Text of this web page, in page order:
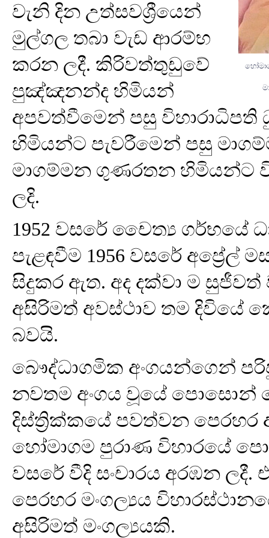
වැනි දින උත්සවශ්‍රීයෙන්
මුල්ගල තබා වැඩ ආරම්භ
කරන ලදී. කිරිවත්තුඩුවේ
පුඤ්ඤනන්ද හිමියන්
අපවත්වීමෙන් පසු විහාරාධිපති
හිමියන්ට පැවරීමෙන් පසු
මාගම්මන ගුණරතන හිමියන්ට
ලදි.
1952 වසරේ චෛත්‍ය
පැළඳවීම 1956 වසරේ අප්‍රේල්
සිදුකර ඇත. අද දක්වා ම
අසිරිමත් අවස්ථාව තම
බවයි.
බෞද්ධාගමික අංගයන්ගෙන්
නවතම අංගය වූයේ පොසොන්
දිස්ත්‍රික්කයේ පවත්වන
හෝමාගම පුරාණ විහාරයේ
වසරේ වීදි සංචාරය අරඹන ලදී.
පෙරහර මංගල්‍යය
අසිරිමත් මංගල්‍යයකි.